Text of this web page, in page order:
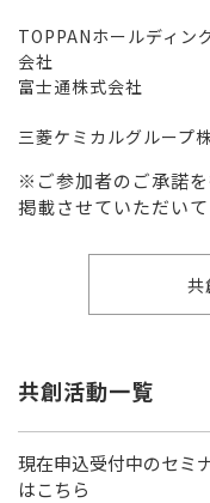
TOPPANホールディン
会社
富士通株式会社
三菱ケミカルグループ
※ご参加者のご承諾
掲載させていただいて
共
共創活動一覧
現在申込受付中のセミ
はこちら